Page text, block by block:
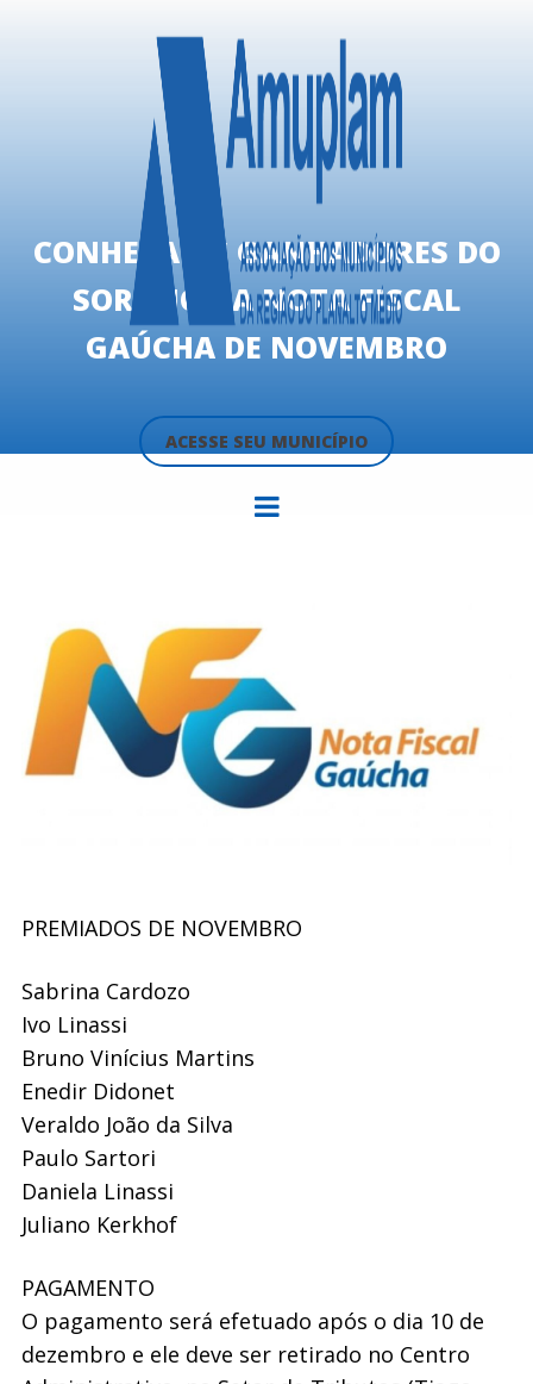
ACESSE SEU MUNICÍPIO
CONHEÇA OS GANHADORES DO
SORTEIO DA NOTA FISCAL
GAÚCHA DE NOVEMBRO
PREMIADOS DE NOVEMBRO
Sabrina Cardozo
Ivo Linassi
Bruno Vinícius Martins
Enedir Didonet
Veraldo João da Silva
Paulo Sartori
Daniela Linassi
Juliano Kerkhof
PAGAMENTO
O pagamento será efetuado após o dia 10 de
dezembro e ele deve ser retirado no Centro